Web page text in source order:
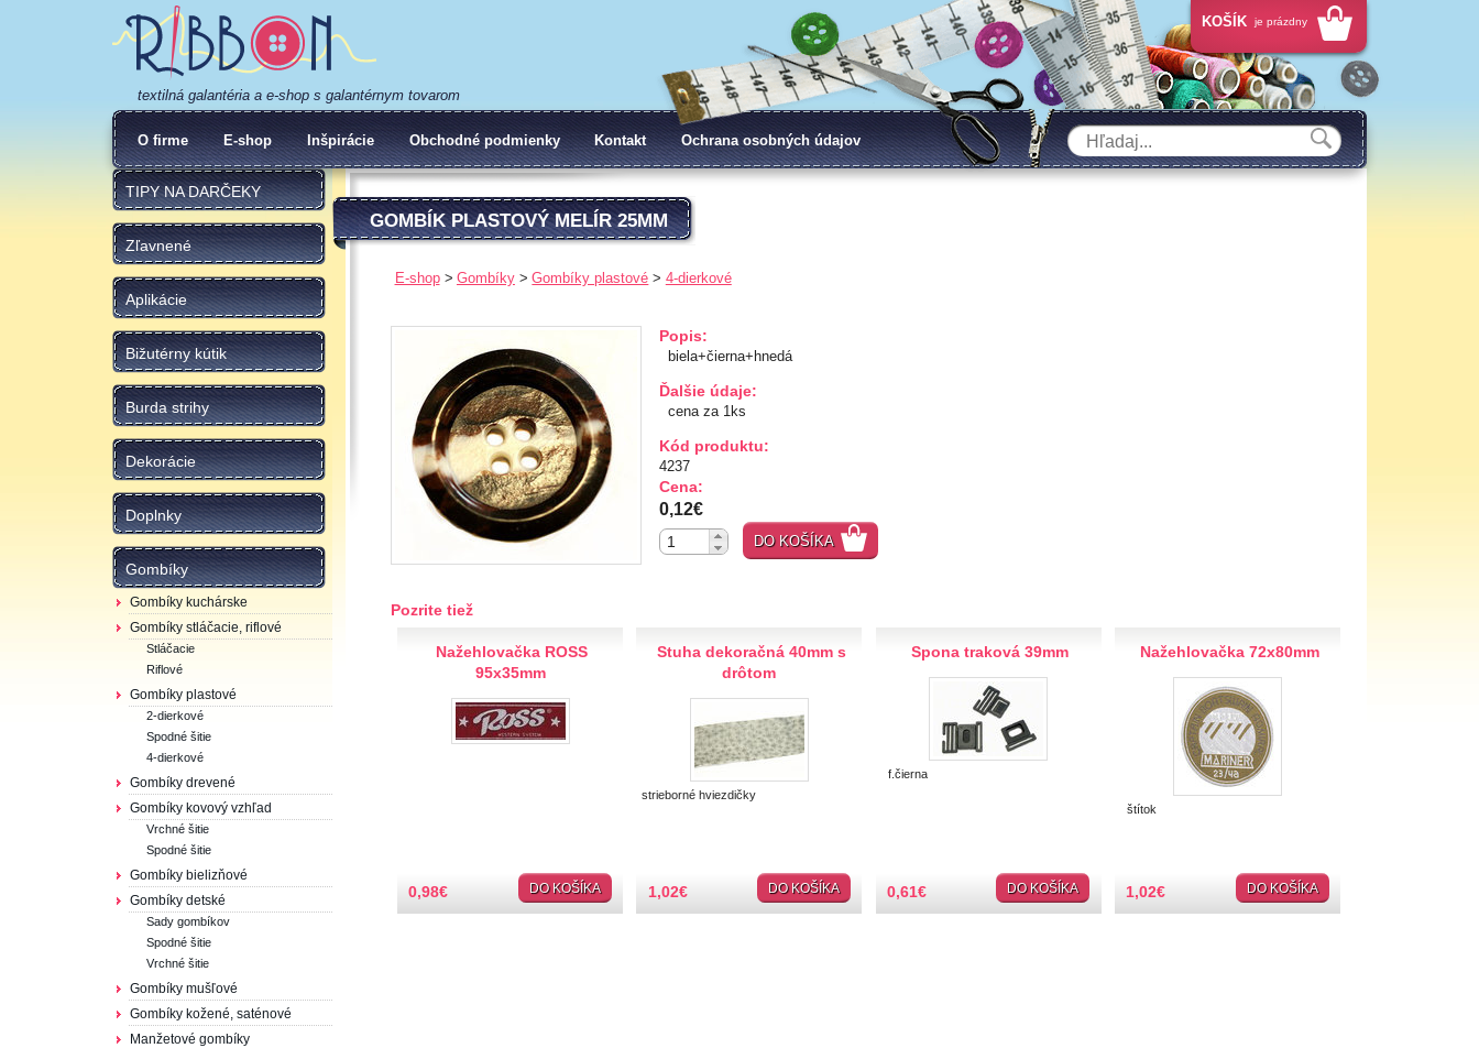
textilná galantéria a e-shop s galantérnym tovarom
KOŠÍK je prázdny
O firme E-shop Inšpirácie Obchodné podmienky Kontakt Ochrana osobných údajov
TIPY NA DARČEKY
Zľavnené
Aplikácie
Bižutérny kútik
Burda strihy
Dekorácie
Doplnky
Gombíky
Gombíky kuchárske
Gombíky stláčacie, riflové
Stláčacie
Riflové
Gombíky plastové
2-dierkové
Spodné šitie
4-dierkové
Gombíky drevené
Gombíky kovový vzhľad
Vrchné šitie
Spodné šitie
Gombíky bielizňové
Gombíky detské
Sady gombíkov
Spodné šitie
Vrchné šitie
Gombíky mušľové
Gombíky kožené, saténové
Manžetové gombíky
GOMBÍK PLASTOVÝ MELÍR 25MM
E-shop Gombíky Gombíky plastové 4-dierkové
Popis:
biela+čierna+hnedá
Ďalšie údaje:
cena za 1ks
Kód produktu:
4237
Cena:
0,12€
DO KOŠÍKA
Pozrite tiež
Nažehlovačka ROSS
95x35mm
0,98€ DO KOŠÍKA
Stuha dekoračná 40mm s
drôtom
strieborné hviezdičky
1,02€ DO KOŠÍKA
Spona traková 39mm
f.čierna
0,61€ DO KOŠÍKA
Nažehlovačka 72x80mm
štítok
1,02€ DO KOŠÍKA